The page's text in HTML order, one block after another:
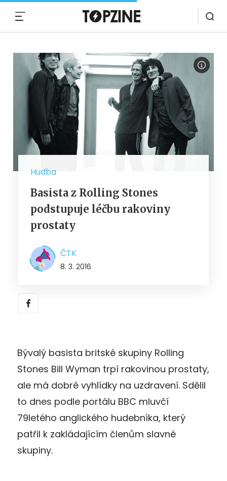
Hudba
Basista z Rolling Stones
podstupuje léčbu rakoviny
prostaty
ČTK
8. 3. 2016
Bývalý basista britské skupiny Rolling
Stones Bill Wyman trpí rakovinou prostaty,
ale má dobré vyhlídky na uzdravení. Sdělil
to dnes podle portálu BBC mluvčí
79letého anglického hudebníka, který
patřil k zakládajícím členům slavné
skupiny.